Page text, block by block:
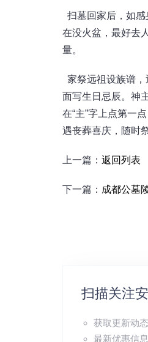
扫墓回家后，如
在没火盆，最好去
量。
家祭远祖设族谱
面写生日忌辰。神
在“主”字上点第一
遇丧葬喜庆，随时
上一篇： 返回列表
下一篇： 成都公墓
扫描关注
获取更新动态
最新优惠信息